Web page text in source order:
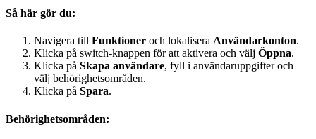
Så här gör du:
Navigera till Funktioner och lokalisera Användarkonton.
Klicka på switch-knappen för att aktivera och välj Öppna.
Klicka på Skapa användare, fyll i användaruppgifter och
välj behörighetsområden.
Klicka på Spara.
Behörighetsområden: